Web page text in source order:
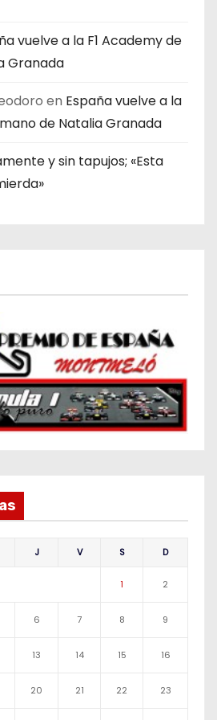
vuelve a la F1 Academy de
Granada
en España vuelve a la
de Natalia Granada
y sin tapujos; «Esta
J V S D
1 2
6 7 8 9
13 14 15 16
20 21 22 23